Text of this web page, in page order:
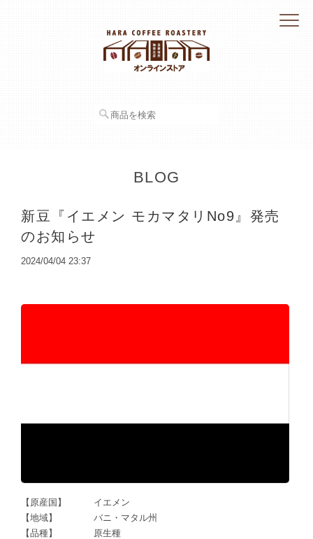
BLOG
新豆『イエメン モカマタリNo9』発売
のお知らせ
2024/04/04 23:37
【原産国】 イエメン
【地域】 バニ・マタル州
【品種】 原生種